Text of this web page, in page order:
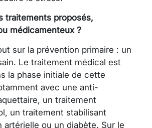
traitements proposés,
médicamenteux ?
sur la prévention primaire : un
Le traitement médical est
la phase initiale de cette
avec une anti-
un traitement
un traitement stabilisant
artérielle ou un diabète. Sur le